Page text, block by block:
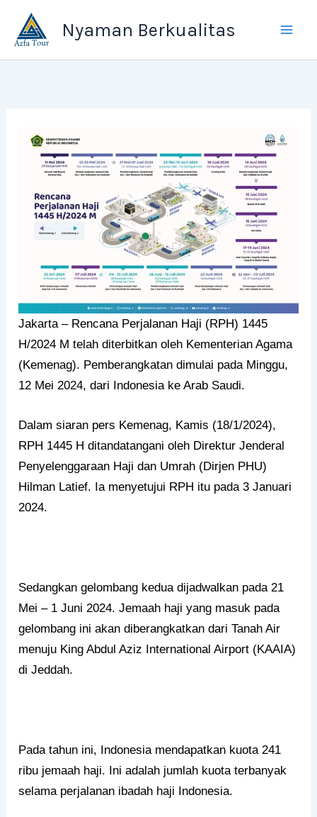
content
Nyaman Berkualitas
Jakarta – Rencana Perjalanan Haji (RPH) 1445
H/2024 M telah diterbitkan oleh Kementerian Agama
(Kemenag). Pemberangkatan dimulai pada Minggu,
12 Mei 2024, dari Indonesia ke Arab Saudi.
Dalam siaran pers Kemenag, Kamis (18/1/2024),
RPH 1445 H ditandatangani oleh Direktur Jenderal
Penyelenggaraan Haji dan Umrah (Dirjen PHU)
Hilman Latief. Ia menyetujui RPH itu pada 3 Januari
2024.
Sedangkan gelombang kedua dijadwalkan pada 21
Mei – 1 Juni 2024. Jemaah haji yang masuk pada
gelombang ini akan diberangkatkan dari Tanah Air
menuju King Abdul Aziz International Airport (KAAIA)
di Jeddah.
Pada tahun ini, Indonesia mendapatkan kuota 241
ribu jemaah haji. Ini adalah jumlah kuota terbanyak
selama perjalanan ibadah haji Indonesia.